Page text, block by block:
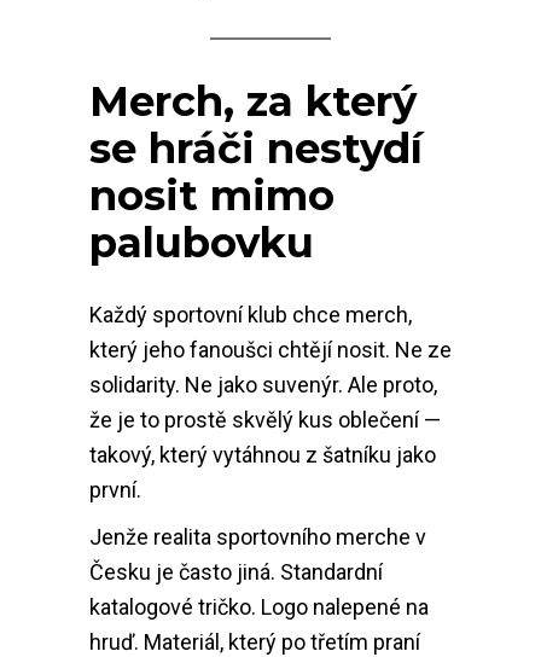
Merch, za který
se hráči nestydí
nosit mimo
palubovku
Každý sportovní klub chce merch,
který jeho fanoušci chtějí nosit. Ne ze
solidarity. Ne jako suvenýr. Ale proto,
že je to prostě skvělý kus oblečení —
takový, který vytáhnou z šatníku jako
první.
Jenže realita sportovního merche v
Česku je často jiná. Standardní
katalogové tričko. Logo nalepené na
hruď. Materiál, který po třetím praní